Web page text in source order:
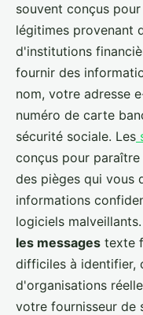
souvent conçus
légitimes provenant
d'institutions
fournir des
nom, votre adresse
numéro de carte
sécurité sociale. Les
conçus pour
des pièges qui vous
informations
logiciels
les messages texte
difficiles à identifier,
d'organisations
votre fournisseur de